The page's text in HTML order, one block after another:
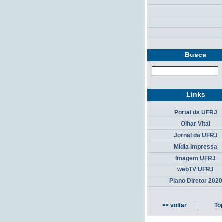
Busca
Links
Portal da UFRJ
Olhar Vital
Jornal da UFRJ
Mídia Impressa
Imagem UFRJ
webTV UFRJ
Plano Diretor 2020
<< voltar